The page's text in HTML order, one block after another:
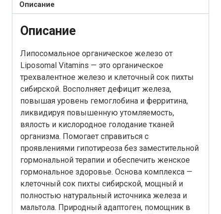
Описание
Описание
Липосомальное органическое железо от
Liposomal Vitamins — это органическое
трехвалентное железо и клеточный сок пихты
сибирской. Восполняет дефицит железа,
повышая уровень гемоглобина и ферритина,
ликвидируя повышенную утомляемость,
вялость и кислородное голодание тканей
организма. Помогает справиться с
проявлениями гипотиреоза без заместительной
гормональной терапии и обеспечить женское
гормональное здоровье. Основа комплекса —
клеточный сок пихты сибирской, мощный и
полностью натуральный источника железа и
мальтола. Природный адаптоген, помощник в